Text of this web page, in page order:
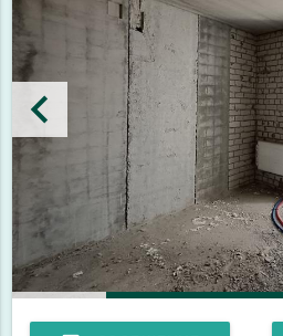
keyboard_arrow_left